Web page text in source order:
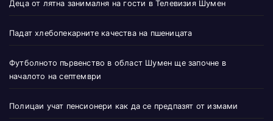
Деца от лятна занималня на гости в Телевизия Шумен
Падат хлебопекарните качества на пшеницата
Футболното първенство в област Шумен ще започне в
началото на септември
Полицаи учат пенсионери как да се предпазят от измами